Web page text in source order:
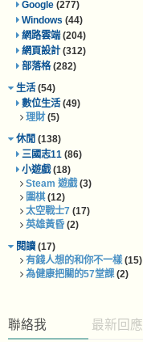
Google (277)
Windows (44)
網路雲端(204)
網頁設計(312)
部落格(282)
生活(54)
數位生活(49)
理財(5)
休閒 (138)
三國志11 (86)
小遊戲(18)
Steam 遊戲(3)
圍棋(12)
太空戰士7 (17)
英雄黃昏 (2)
閱讀 (17)
有錢人想的和你不一樣(15)
為健康把關的57堂課(2)
聯絡我 最新回應